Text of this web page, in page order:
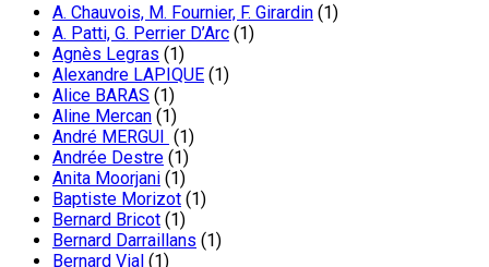
A. Chauvois, M. Fournier, F. Girardin (1)
A. Patti, G. Perrier D’Arc (1)
Agnès Legras (1)
Alexandre LAPIQUE (1)
Alice BARAS (1)
Aline Mercan (1)
André MERGUI (1)
Andrée Destre (1)
Anita Moorjani (1)
Baptiste Morizot (1)
Bernard Bricot (1)
Bernard Darraillans (1)
Bernard Vial (1)